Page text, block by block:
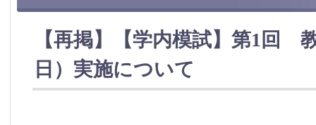
【再掲】【学内模試】第1回
日）実施について